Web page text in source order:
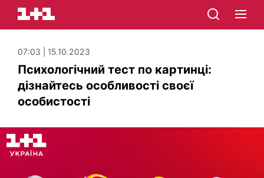
07:03 | 15.10.2023
Психологічний тест по картинці:
дізнайтесь особливості своєї
особистості